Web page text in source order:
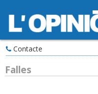
Contacte
Falles